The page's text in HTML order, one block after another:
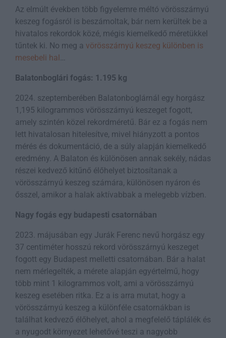
Az elmúlt években több figyelemre méltó vörösszárnyú
keszeg fogásról is beszámoltak, bár nem kerültek be a
hivatalos rekordok közé, mégis kiemelkedő méretükkel
tűntek ki. No meg a vörösszárnyú keszeg különben is
mesebeli hal
Balatonboglári fogás: 1.195 kg
2024. szeptemberében Balatonboglárnál egy horgász
1,195 kilogrammos vörösszárnyú keszeget fogott,
amely szintén közel rekordméretű. Bár ez a fogás nem
lett hivatalosan hitelesítve, mivel hiányzott a pontos
mérés és dokumentáció, de a súly alapján kiemelkedő
eredmény. A Balaton és különösen annak sekély, nádas
részei kedvező kitűnő élőhelyet biztosítanak a
vörösszárnyú keszeg számára, különösen nyáron és
ősszel, amikor a halak aktívabbak a melegebb vízben.
Nagy fogás egy budapesti csatornában
2023. májusában egy Jurák Ferenc nevű horgász egy
37 centiméter hosszú rekord vörösszárnyú keszeget
fogott egy Budapest melletti csatornában. Bár a halat
nem mérlegelték, a mérete alapján egyértelmű, hogy
több mint 1 kilogrammos volt, ami a vörösszárnyú
keszeg esetében ritka. Ez a is arra mutat, hogy a
vörösszárnyú keszeg a különféle csatornákban is
találhat kedvező élőhelyet, ahol a megfelelő táplálék és
a nyugodt környezet lehetővé teszi a nagyobb